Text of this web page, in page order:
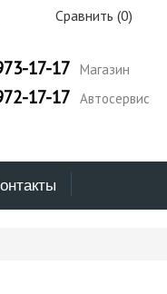
Сравнить (0)
17-17 Магазин
17-17 Автосервис